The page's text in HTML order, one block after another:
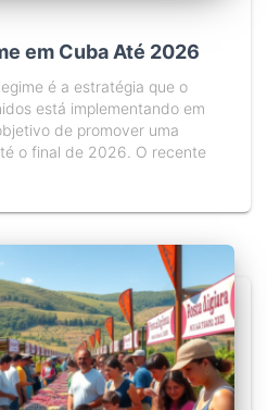
em Cuba Até 2026
é a estratégia que o
está implementando em
de promover uma
o final de 2026. O recente